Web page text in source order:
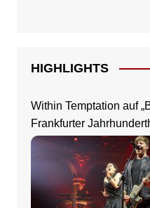
HIGHLIGHTS
Within Temptation auf
Frankfurter